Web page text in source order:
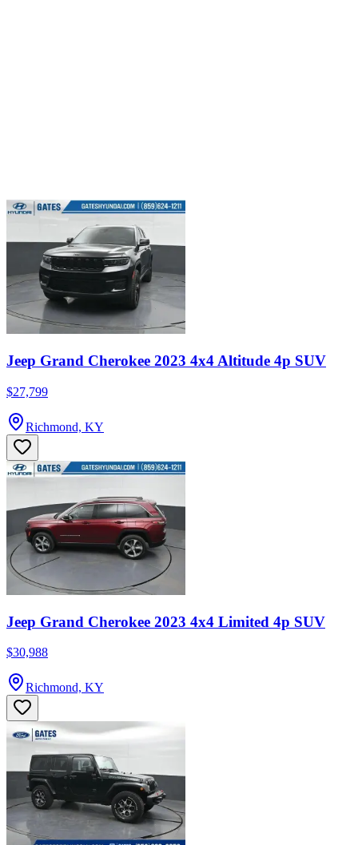
Jeep Grand Cherokee 2023 4x4 Altitude 4p SUV
$27,799
Richmond, KY
Jeep Grand Cherokee 2023 4x4 Limited 4p SUV
$30,988
Richmond, KY